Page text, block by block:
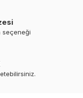
seçeneği